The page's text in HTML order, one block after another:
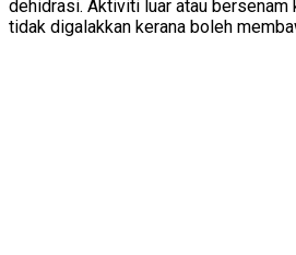
dehidrasi. Aktiviti luar atau bersenam
tidak digalakkan kerana boleh